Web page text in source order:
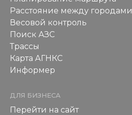
Расстояние между городами
Весовой контроль
Поиск АЗС
Трассы
Карта АГНКС
Информер
ДЛЯ БИЗНЕСА
Перейти на сайт